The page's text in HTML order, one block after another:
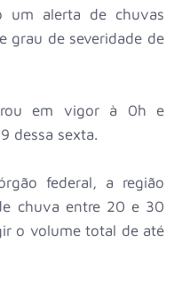
um alerta de chuvas
grau de severidade de
em vigor à 0h e
dessa sexta.
federal, a região
chuva entre 20 e 30
o volume total de até